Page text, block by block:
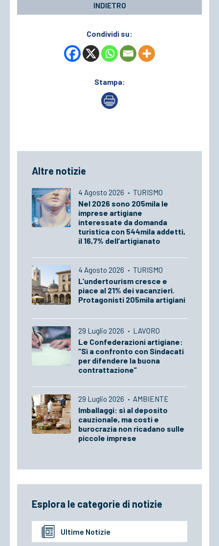
INDIETRO
Condividi su:
Stampa:
Altre notizie
4 Agosto 2026 · TURISMO
Nel 2026 sono 205mila le
imprese artigiane
interessate da domanda
turistica con 544mila addetti,
il 16,7% dell’artigianato
4 Agosto 2026 · TURISMO
L’undertourism cresce e
piace al 21% dei vacanzieri.
Protagonisti 205mila artigiani
29 Luglio 2026 · LAVORO
Le Confederazioni artigiane:
“Sì a confronto con Sindacati
per difendere la buona
contrattazione”
29 Luglio 2026 · AMBIENTE
Imballaggi: sì al deposito
cauzionale, ma costi e
burocrazia non ricadano sulle
piccole imprese
Esplora le categorie di notizie
Ultime Notizie